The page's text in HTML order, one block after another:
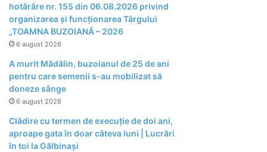
hotărâre nr. 155 din 06.08.2026 privind
organizarea şi funcţionarea Târgului
„TOAMNA BUZOIANĂ – 2026
6 august 2026
A murit Mădălin, buzoianul de 25 de ani
pentru care semenii s-au mobilizat să
doneze sânge
6 august 2026
Clădire cu termen de execuție de doi ani,
aproape gata în doar câteva luni | Lucrări
în toi la Gălbinași